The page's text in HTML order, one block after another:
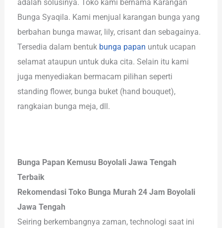
adalah solusinya. Toko kami bernama Karangan
Bunga Syaqila. Kami menjual karangan bunga yang
berbahan bunga mawar, lily, crisant dan sebagainya.
Tersedia dalam bentuk bunga papan untuk ucapan
selamat ataupun untuk duka cita. Selain itu kami
juga menyediakan bermacam pilihan seperti
standing flower, bunga buket (hand bouquet),
rangkaian bunga meja, dll.
Bunga Papan Kemusu Boyolali Jawa Tengah
Terbaik
Rekomendasi Toko Bunga Murah 24 Jam Boyolali
Jawa Tengah
Seiring berkembangnya zaman, technologi saat ini